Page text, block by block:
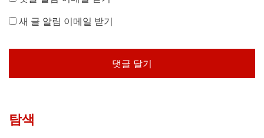
새 글 알림 이메일 받기
탐색